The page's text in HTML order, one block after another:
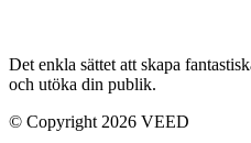
Det enkla sättet att skapa
och utöka din publik.
© Copyright 2026 VEED